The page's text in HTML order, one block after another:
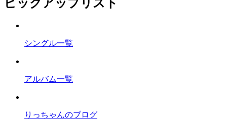
ピックアップリスト
シングル一覧
アルバム一覧
りっちゃんのブログ